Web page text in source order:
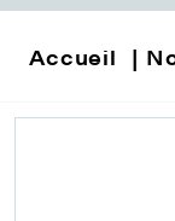
Accueil